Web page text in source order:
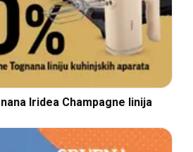
Iridea Champagne linija